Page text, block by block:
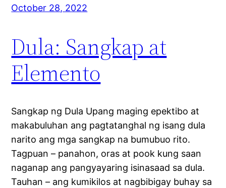
October 28, 2022
Dula: Sangkap at
Elemento
Sangkap ng Dula Upang maging epektibo at
makabuluhan ang pagtatanghal ng isang dula
narito ang mga sangkap na bumubuo rito.
Tagpuan – panahon, oras at pook kung saan
naganap ang pangyayaring isinasaad sa dula.
Tauhan – ang kumikilos at nagbibigay buhay sa